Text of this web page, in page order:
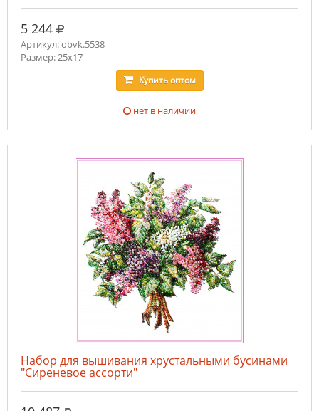
5 244 руб.
Артикул: obvk.5538
Размер: 25х17
Купитьоптом
нет в наличии
Набор для вышивания хрустальными бусинами
"Сиреневое ассорти"